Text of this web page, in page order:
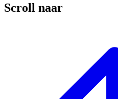
Scroll naar